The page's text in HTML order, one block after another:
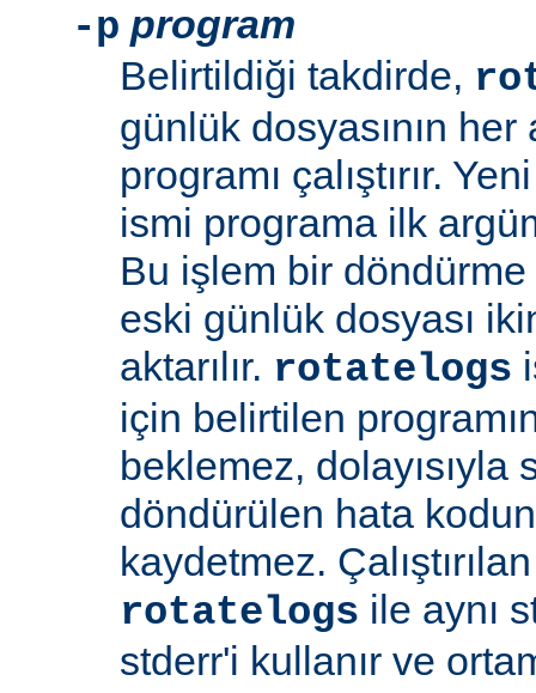
-p program
Belirtildiği takdirde,
günlük dosyasının her
programı çalıştırır.
ismi programa ilk
Bu işlem bir döndürme
eski günlük dosyası
aktarılır. rotatelogs
için belirtilen
beklemez,
döndürülen hata
kaydetmez.
rotatelogs ile aynı
stderr'i kullanır ve